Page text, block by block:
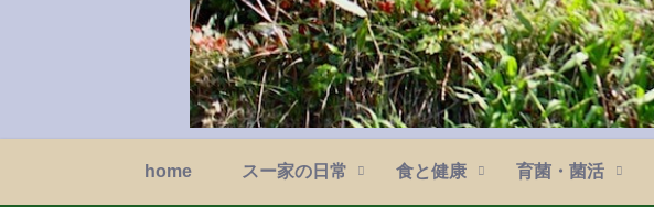
home スー家の日常 食と健康 育菌・菌活